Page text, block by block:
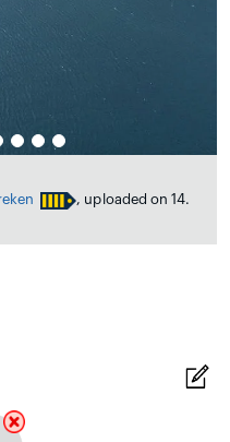
, uploaded on 14.